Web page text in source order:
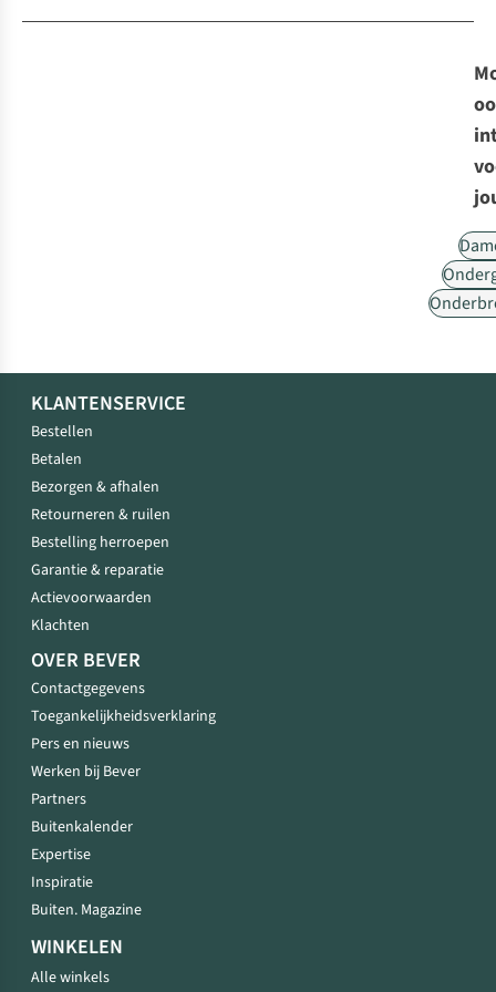
KLANTENSERVICE
Bestellen
Betalen
Bezorgen & afhalen
Retourneren & ruilen
Bestelling herroepen
Garantie & reparatie
Actievoorwaarden
Klachten
OVER BEVER
Contactgegevens
Toegankelijkheidsverklaring
Pers en nieuws
Werken bij Bever
Partners
Buitenkalender
Expertise
Inspiratie
Buiten. Magazine
WINKELEN
Alle winkels